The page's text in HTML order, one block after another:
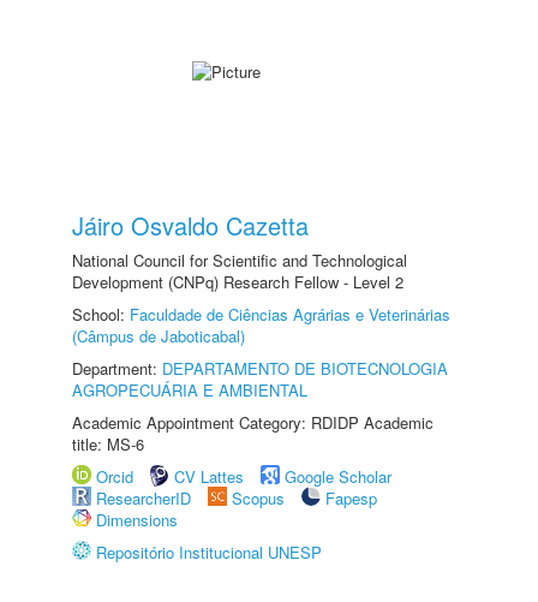
Jáiro Osvaldo Cazetta
National Council for Scientific and Technological
Development (CNPq) Research Fellow - Level 2
School: Faculdade de Ciências Agrárias e Veterinárias
(Câmpus de Jaboticabal)
Department: DEPARTAMENTO DE BIOTECNOLOGIA
AGROPECUÁRIA E AMBIENTAL
Academic Appointment Category: RDIDP Academic
title: MS-6
Orcid
CV Lattes
Google Scholar
ResearcherID
Scopus
Fapesp
Dimensions
Repositório Institucional UNESP